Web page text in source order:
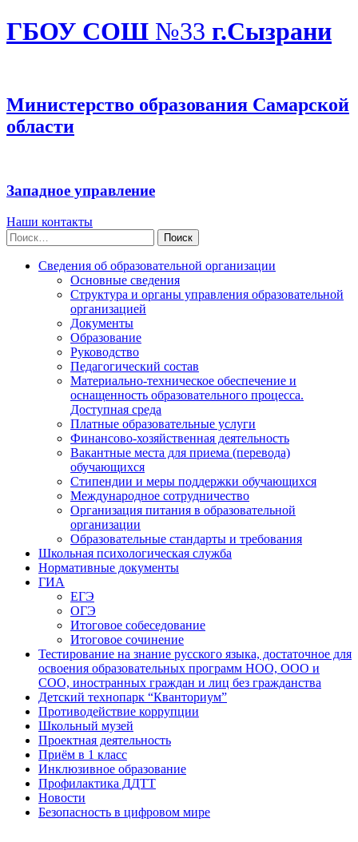
ГБОУ СОШ №33 г.Сызрани
Министерство образования Самарской
области
Западное управление
Наши контакты
Найти:
Сведения об образовательной организации
Основные сведения
Структура и органы управления образовательной
организацией
Документы
Образование
Руководство
Педагогический состав
Материально-техническое обеспечение и
оснащенность образовательного процесса.
Доступная среда
Платные образовательные услуги
Финансово-хозяйственная деятельность
Вакантные места для приема (перевода)
обучающихся
Стипендии и меры поддержки обучающихся
Международное сотрудничество
Организация питания в образовательной
организации
Образовательные стандарты и требования
Школьная психологическая служба
Нормативные документы
ГИА
ЕГЭ
ОГЭ
Итоговое собеседование
Итоговое сочинение
Тестирование на знание русского языка, достаточное для
освоения образовательных программ НОО, ООО и
СОО, иностранных граждан и лиц без гражданства
Детский технопарк “Кванториум”
Противодействие коррупции
Школьный музей
Проектная деятельность
Приём в 1 класс
Инклюзивное образование
Профилактика ДДТТ
Новости
Безопасность в цифровом мире